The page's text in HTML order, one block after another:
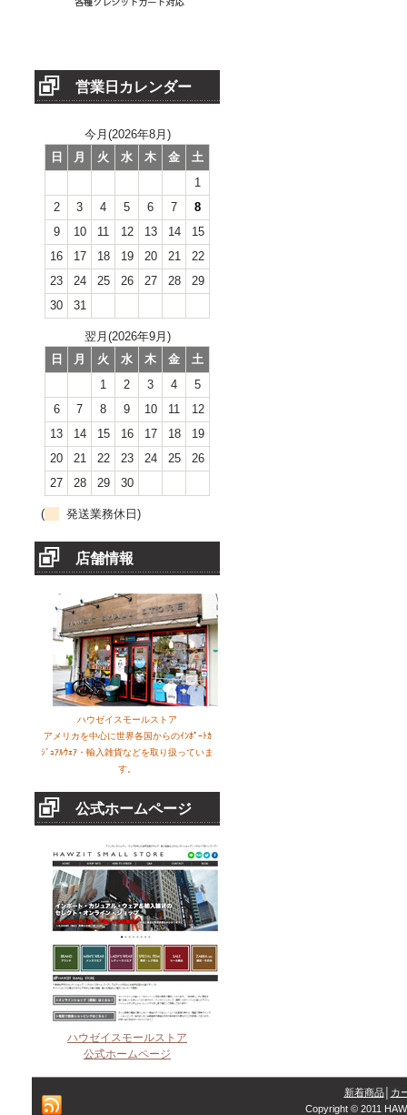
営業日カレンダー
今月(2026年8月)
日
月 火 水 木 金
土
1
2
3 4 5 6 7
8
9
10 11 12 13 14
15
16
17 18 19 20 21
22
23
24 25 26 27 28
29
30
31
翌月(2026年9月)
日
月 火 水 木 金
土
1
2 3 4
5
6
7 8 9 10 11
12
13
14 15 16 17 18
19
20
21 22 23 24 25
26
27
28 29 30
( 発送業務休日)
店舗情報
ハウゼイスモールストア
アメリカを中心に世界各国からのｲﾝﾎﾟｰﾄｶ
ｼﾞｭｱﾙｳｪｱ・輸入雑貨などを取り扱っていま
す。
公式ホームページ
ハウゼイスモールストア
公式ホームページ
新着商品│
カ
Copyright © 2011